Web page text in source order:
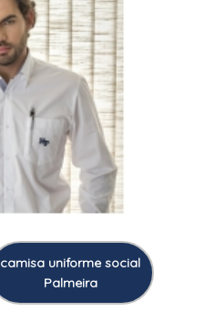
camisa uniforme social
Palmeira